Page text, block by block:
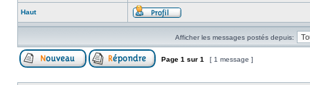
Haut
Afficher les messages postés depuis:
Page 1 sur 1 [ 1 message ]